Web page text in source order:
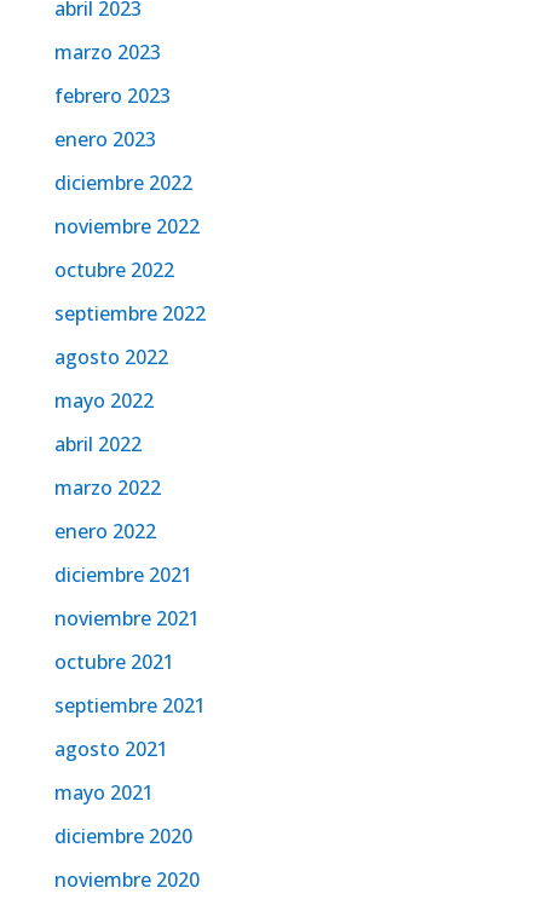
abril 2023
marzo 2023
febrero 2023
enero 2023
diciembre 2022
noviembre 2022
octubre 2022
septiembre 2022
agosto 2022
mayo 2022
abril 2022
marzo 2022
enero 2022
diciembre 2021
noviembre 2021
octubre 2021
septiembre 2021
agosto 2021
mayo 2021
diciembre 2020
noviembre 2020